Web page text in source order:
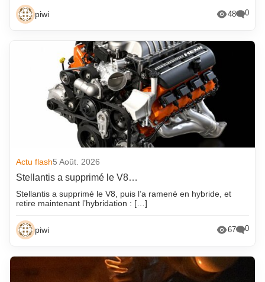
piwi 48 0
Actu flash5 Août. 2026
Stellantis a supprimé le V8…
Stellantis a supprimé le V8, puis l’a ramené en hybride, et
retire maintenant l’hybridation : […]
piwi 67 0